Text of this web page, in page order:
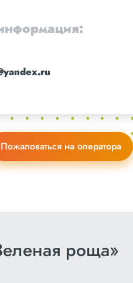
Пожаловаться на оператора
роща»